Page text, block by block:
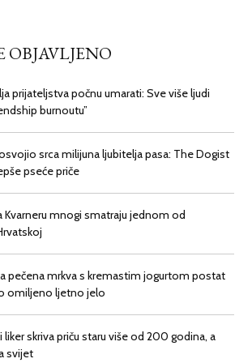
OBJAVLJENO
prijateljstva počnu umarati: Sve više ljudi
burnoutu”
srca milijuna ljubitelja pasa: The Dogist
pseće priče
Kvarneru mnogi smatraju jednom od
pečena mrkva s kremastim jogurtom postat
omiljeno ljetno jelo
liker skriva priču staru više od 200 godina, a
svijet